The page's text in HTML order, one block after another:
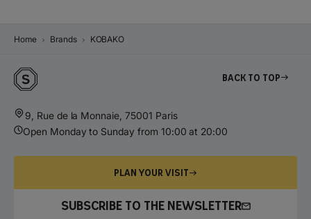
Home Brands KOBAKO
Back to top
9, Rue de la Monnaie, 75001 Paris
Open Monday to Sunday from 10:00 at 20:00
PLAN YOUR VISIT
SUBSCRIBE TO THE NEWSLETTER